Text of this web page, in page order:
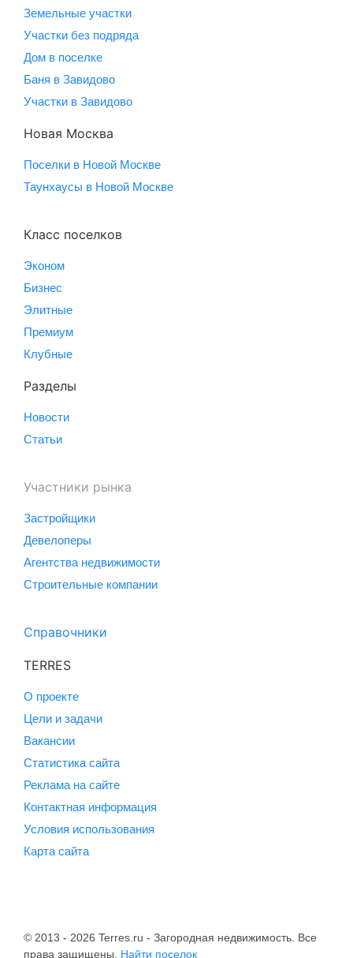
Земельные участки
Участки без подряда
Дом в поселке
Баня в Завидово
Участки в Завидово
Новая Москва
Поселки в Новой Москве
Таунхаусы в Новой Москве
Класс поселков
Эконом
Бизнес
Элитные
Премиум
Клубные
Разделы
Новости
Статьи
Участники рынка
Застройщики
Девелоперы
Агентства недвижимости
Строительные компании
Справочники
TERRES
О проекте
Цели и задачи
Вакансии
Статистика сайта
Реклама на сайте
Контактная информация
Условия использования
Карта сайта
© 2013 - 2026 Terres.ru - Загородная недвижимость. Все
права защищены. Найти поселок